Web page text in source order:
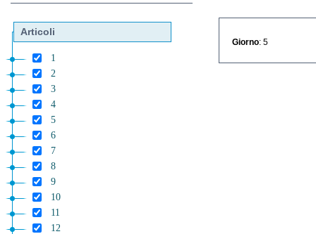
Articoli
1
2
3
4
5
6
7
8
9
10
11
12
Giorno : 5